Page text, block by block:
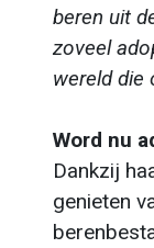
beren uit
zoveel
wereld die
Word nu
Dankzij
genieten